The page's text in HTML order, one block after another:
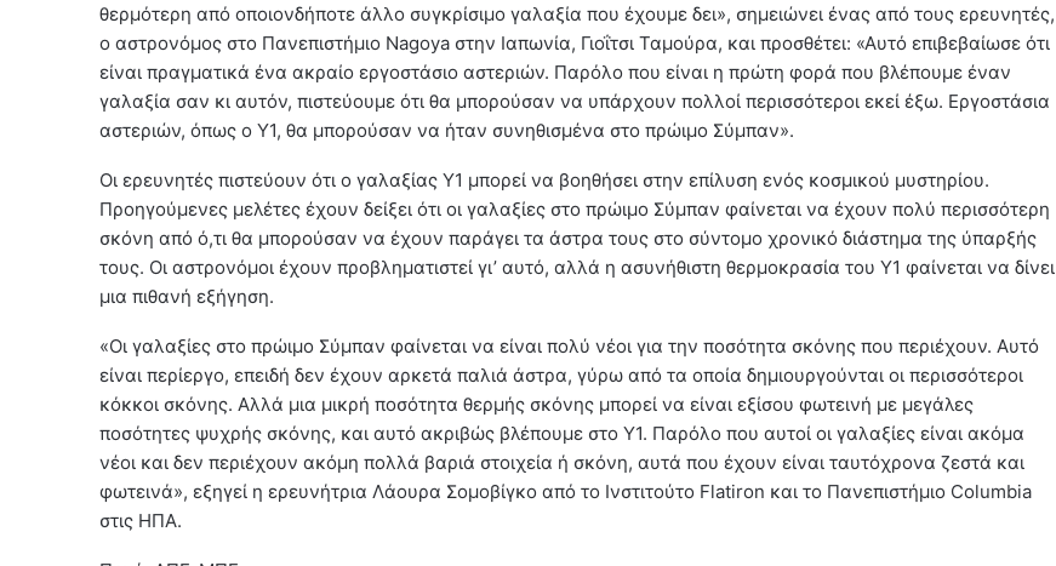
θερμότερη από οποιονδήποτε άλλο συγκρίσιμο γαλαξία που έχουμε δει», σημειώνει ένας από τους ερευνητές,
ο αστρονόμος στο Πανεπιστήμιο Nagoya στην Ιαπωνία, Γιοΐτσι Ταμούρα, και προσθέτει: «Αυτό επιβεβαίωσε ότι
είναι πραγματικά ένα ακραίο εργοστάσιο αστεριών. Παρόλο που είναι η πρώτη φορά που βλέπουμε έναν
γαλαξία σαν κι αυτόν, πιστεύουμε ότι θα μπορούσαν να υπάρχουν πολλοί περισσότεροι εκεί έξω. Εργοστάσια
αστεριών, όπως ο Y1, θα μπορούσαν να ήταν συνηθισμένα στο πρώιμο Σύμπαν».
Οι ερευνητές πιστεύουν ότι ο γαλαξίας Y1 μπορεί να βοηθήσει στην επίλυση ενός κοσμικού μυστηρίου.
Προηγούμενες μελέτες έχουν δείξει ότι οι γαλαξίες στο πρώιμο Σύμπαν φαίνεται να έχουν πολύ περισσότερη
σκόνη από ό,τι θα μπορούσαν να έχουν παράγει τα άστρα τους στο σύντομο χρονικό διάστημα της ύπαρξής
τους. Οι αστρονόμοι έχουν προβληματιστεί γι’ αυτό, αλλά η ασυνήθιστη θερμοκρασία του Y1 φαίνεται να δίνει
μια πιθανή εξήγηση.
«Οι γαλαξίες στο πρώιμο Σύμπαν φαίνεται να είναι πολύ νέοι για την ποσότητα σκόνης που περιέχουν. Αυτό
είναι περίεργο, επειδή δεν έχουν αρκετά παλιά άστρα, γύρω από τα οποία δημιουργούνται οι περισσότεροι
κόκκοι σκόνης. Αλλά μια μικρή ποσότητα θερμής σκόνης μπορεί να είναι εξίσου φωτεινή με μεγάλες
ποσότητες ψυχρής σκόνης, και αυτό ακριβώς βλέπουμε στο Y1. Παρόλο που αυτοί οι γαλαξίες είναι ακόμα
νέοι και δεν περιέχουν ακόμη πολλά βαριά στοιχεία ή σκόνη, αυτά που έχουν είναι ταυτόχρονα ζεστά και
φωτεινά», εξηγεί η ερευνήτρια Λάουρα Σομοβίγκο από το Ινστιτούτο Flatiron και το Πανεπιστήμιο Columbia
στις ΗΠΑ.